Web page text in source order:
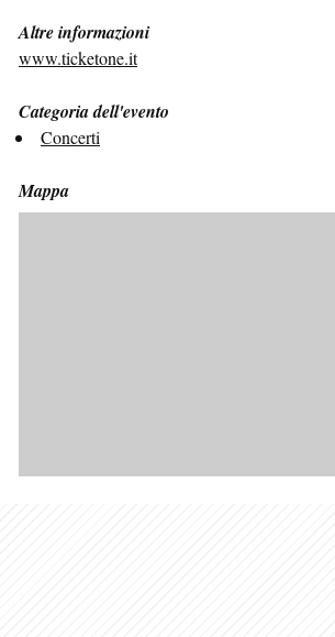
Altre informazioni
www.ticketone.it
Categoria dell'evento
Concerti
Mappa